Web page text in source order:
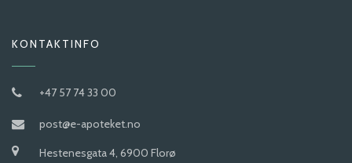
KONTAKTINFO
+47 57 74 33 00
post@e-apoteket.no
Hestenesgata 4, 6900 Florø